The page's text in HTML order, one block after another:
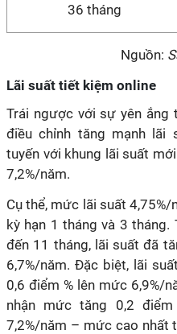
36 tháng
Nguồn:
Lãi suất tiết kiệm online
Trái ngược với sự yên ắng
điều chỉnh tăng mạnh
tuyến với khung lãi suất
7,2%/năm.
Cụ thể, mức lãi suất
kỳ hạn 1 tháng và 3 tháng.
đến 11 tháng, lãi suất đã
6,7%/năm. Đặc biệt, lãi
0,6 điểm % lên mức 6,9%/
nhận mức tăng 0,2
7,2%/năm – mức cao nhất